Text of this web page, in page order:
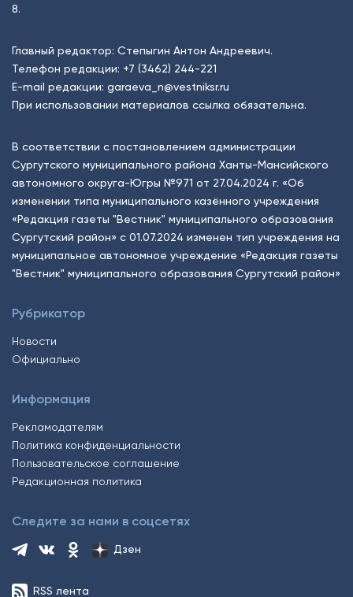
8.
Главный редактор: Степыгин Антон Андреевич.
Телефон редакции: +7 (3462) 244-221
E-mail редакции: garaeva_n@vestniksr.ru
При использовании материалов ссылка обязательна.
В соответствии с постановлением администрации
Сургутского муниципального района Ханты-Мансийского
автономного округа-Югры №971 от 27.04.2024 г. «Об
изменении типа муниципального казённого учреждения
«Редакция газеты "Вестник" муниципального образования
Сургутский район» с 01.07.2024 изменен тип учреждения на
муниципальное автономное учреждение «Редакция газеты
"Вестник" муниципального образования Сургутский район»
Рубрикатор
Новости
Официально
Информация
Рекламодателям
Политика конфиденциальности
Пользовательское соглашение
Редакционная политика
Следите за нами в соцсетях
Дзен
RSS лента